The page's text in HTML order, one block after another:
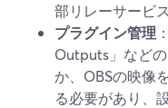
部リレーサービ
プラグイン管理
Outputs」など
か、OBSの映像
る必要があり、